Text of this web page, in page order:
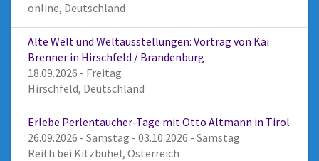
online, Deutschland
Alte Welt und Weltausstellungen: Vortrag von Kai
Brenner in Hirschfeld / Brandenburg
18.09.2026 - Freitag
Hirschfeld, Deutschland
Erlebe Perlentaucher-Tage mit Otto Altmann in Tirol
26.09.2026 - Samstag - 03.10.2026 - Samstag
Reith bei Kitzbühel, Österreich